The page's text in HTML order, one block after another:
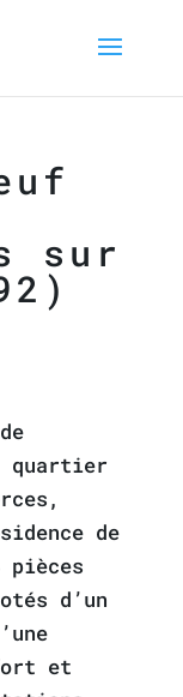
sur
quartier
de
pièces
d’un
et